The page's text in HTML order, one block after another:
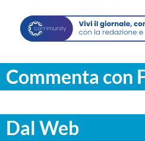
Commenta con
Dal Web